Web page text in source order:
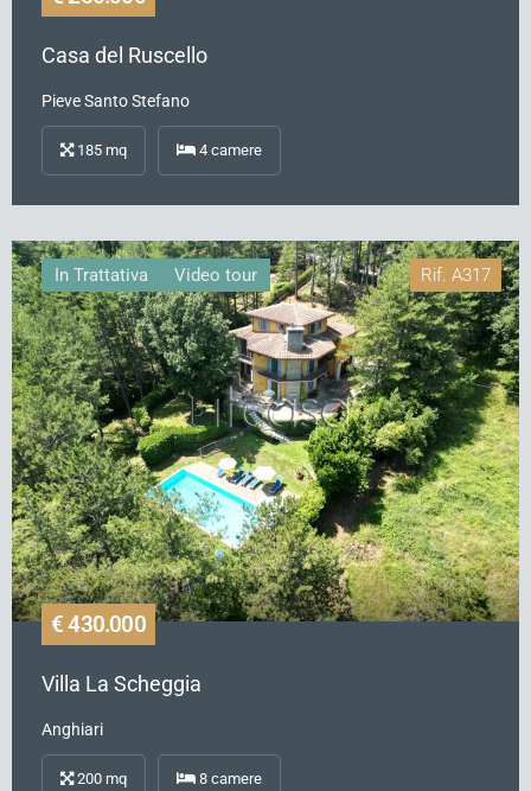
Casa del Ruscello
Pieve Santo Stefano
185 mq 4 camere
In Trattativa Video tour Rif. A317
€ 430.000
Villa La Scheggia
Anghiari
200 mq 8 camere